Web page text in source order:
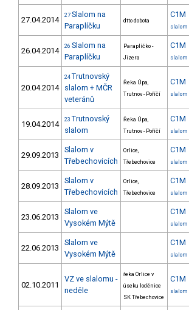
27.04.2014 27 Slalom na
Paraplíčku
dtto dobota
C1M
slalom
26.04.2014 26 Slalom na
Paraplíčku
Paraplíčko -
Jizera
C1M
slalom
20.04.2014
24 Trutnovský
slalom + MČR
veteránů
Řeka Úpa,
Trutnov - Poříčí
C1M
slalom
19.04.2014 23 Trutnovský
slalom
Řeka Úpa,
Trutnov - Poříčí
C1M
slalom
29.09.2013
Slalom v
Třebechovicích
Orlice,
Třebechovice
C1M
slalom
28.09.2013
Slalom v
Třebechovicích
Orlice,
Třebechovice
C1M
slalom
23.06.2013
Slalom ve
Vysokém Mýtě
C1M
slalom
22.06.2013
Slalom ve
Vysokém Mýtě
C1M
slalom
02.10.2011
VZ ve slalomu -
neděle
řeka Orlice v
úseku loděnice
SK Třebechovice
C1M
slalom